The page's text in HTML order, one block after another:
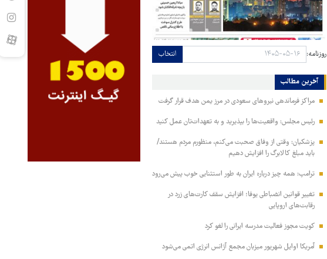
روزنامه: انتخاب
آخرین مطالب
مراکز فرماندهی نیروهای سعودی در مرز یمن هدف قرار گرفت
رئیس مجلس: واقعیت‌ها را بپذیرید و به تعهدات‌تان عمل کنید
پزشکیان: وقتی از وفاق صحبت می‌کنم، منظورم مردم هستند/
باید مبلغ کالابرگ را افزایش دهیم
ترامپ: همه چیز درباره ایران به طور استثنایی خوب پیش می‌رود
تغییر قوانین انضباطی یوفا؛ افزایش سقف کارت‌های زرد در
رقابت‌های اروپایی
کویت مجوز فعالیت مدرسه ایرانی را لغو کرد
آمریکا اوایل شهریور میزبان مجمع آژانس انرژی اتمی می‌شود